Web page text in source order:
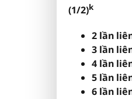
(1/2)k
2 lần
3 lần
4 lần
5 lần
6 lần